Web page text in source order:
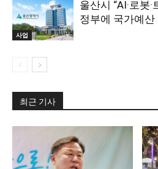
사업
울산시 “AI·로봇
정부에 국가예산
최근 기사